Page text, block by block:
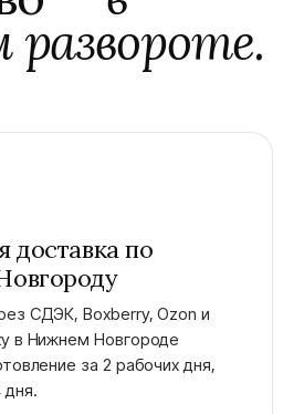
доставка по
СДЭК, Boxberry, Ozon и
в Нижнем Новгороде
за 2 рабочих дня,